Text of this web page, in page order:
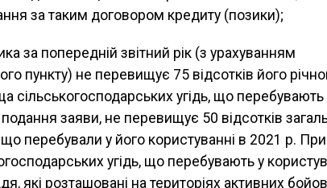
за таким договором кредиту (позики);
за попередній звітний рік (з урахуванням
пункту) не перевищує 75 відсотків його
сільськогосподарських угідь, що перебувають
заяви, не перевищує 50 відсотків
перебували у його користуванні в 2021 р. При
угідь, що перебувають у
які розташовані на територіях активних